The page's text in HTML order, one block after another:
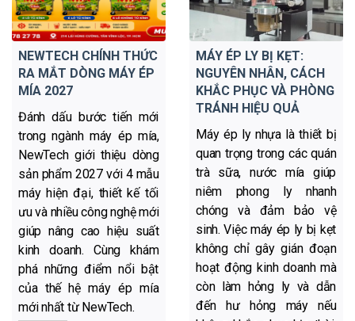
NEWTECH CHÍNH THỨC
RA MẮT DÒNG MÁY ÉP
MÍA 2027
Đánh dấu bước tiến mới
trong ngành máy ép mía,
NewTech giới thiệu dòng
sản phẩm 2027 với 4 mẫu
máy hiện đại, thiết kế tối
ưu và nhiều công nghệ mới
giúp nâng cao hiệu suất
kinh doanh. Cùng khám
phá những điểm nổi bật
của thế hệ máy ép mía
mới nhất từ NewTech.
MÁY ÉP LY BỊ KẸT:
NGUYÊN NHÂN, CÁCH
KHẮC PHỤC VÀ PHÒNG
TRÁNH HIỆU QUẢ
Máy ép ly nhựa là thiết bị
quan trọng trong các quán
trà sữa, nước mía giúp
niêm phong ly nhanh
chóng và đảm bảo vệ
sinh. Việc máy ép ly bị kẹt
không chỉ gây gián đoạn
hoạt động kinh doanh mà
còn làm hỏng ly và dẫn
đến hư hỏng máy nếu